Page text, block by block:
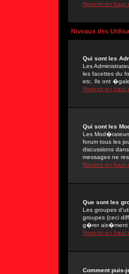
Revenir en haut
Niveaux des
Qui sont les
Les
les facettes du
etc. Ils ont
Revenir en haut
Qui sont les
Les
forum tous les
discussions
messages ne
Revenir en haut
Que sont les
Les groupes
groupes (ceci
g�rer ais�ment
Revenir en haut
Comment puis-